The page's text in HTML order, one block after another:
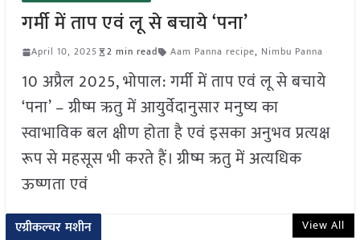
गर्मी में ताप एवं लू से बचाये ‘पना’
April 10, 2025 2 min read Aam Panna recipe, Nimbu Panna
10 अप्रैल 2025, भोपाल: गर्मी में ताप एवं लू से बचाये
‘पना’ – ग्रीष्म ऋतु में आयुर्वेदानुसार मनुष्य का
स्वाभाविक बल क्षीण होता है एवं इसका अनुभव प्रत्यक्ष
रूप से महसूस भी करते हैं। ग्रीष्म ऋतु में अत्यधिक
ऊष्णता एवं
एग्रीकल्चर मशीन View All